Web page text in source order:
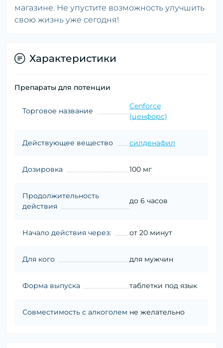
магазине. Не упустите возможность улучшить
свою жизнь уже сегодня!
Характеристики
Препараты для потенции
Торговое название
Cenforce
(ценфорс)
Действующее вещество силденафил
Дозировка 100 мг
Продолжительность
действия
до 6 часов
Начало действия через: от 20 минут
Для кого для мужчин
Форма выпуска таблетки под язык
Совместимость с алкоголем не желательно